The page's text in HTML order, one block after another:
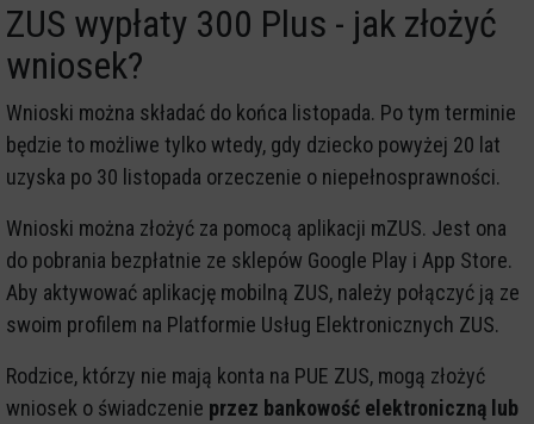
ZUS wypłaty 300 Plus - jak złożyć
wniosek?
Wnioski można składać do końca listopada. Po tym terminie
będzie to możliwe tylko wtedy, gdy dziecko powyżej 20 lat
uzyska po 30 listopada orzeczenie o niepełnosprawności.
Wnioski można złożyć za pomocą aplikacji mZUS. Jest ona
do pobrania bezpłatnie ze sklepów Google Play i App Store.
Aby aktywować aplikację mobilną ZUS, należy połączyć ją ze
swoim profilem na Platformie Usług Elektronicznych ZUS.
Rodzice, którzy nie mają konta na PUE ZUS, mogą złożyć
wniosek o świadczenie przez bankowość elektroniczną lub